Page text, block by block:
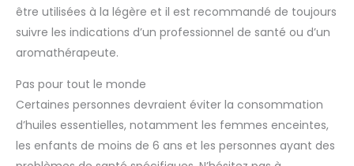
être utilisées à la légère et il est recommandé de toujours
suivre les indications d’un professionnel de santé ou d’un
aromathérapeute.
Pas pour tout le monde
Certaines personnes devraient éviter la consommation
d’huiles essentielles, notamment les femmes enceintes,
les enfants de moins de 6 ans et les personnes ayant des